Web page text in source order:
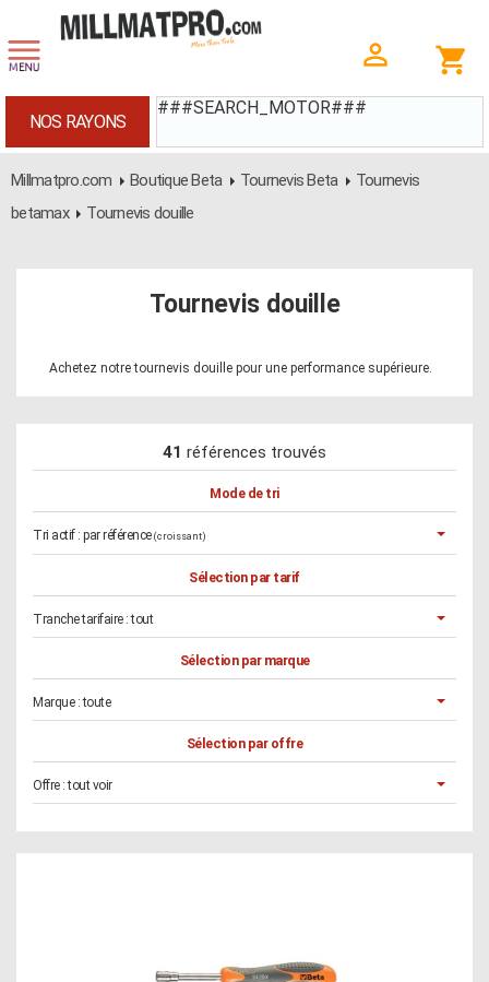
###SEARCH_MOTOR###
NOS RAYONS
Millmatpro.com Boutique Beta Tournevis Beta
Tournevis
betamax
Tournevis douille
Tournevis douille
Achetez notre tournevis douille pour une performance supérieure.
41 références trouvés
Mode de tri
Tri actif : par référence (croissant)
Sélection par tarif
Tranche tarifaire :tout
Sélection par marque
Marque :toute
Sélection par offre
Offre :tout voir